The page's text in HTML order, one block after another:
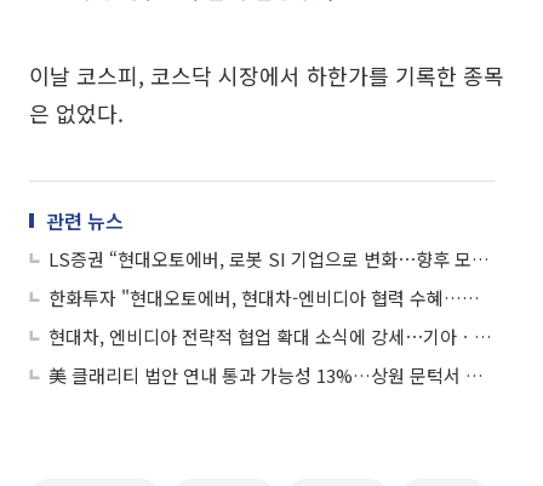
이날 코스피, 코스닥 시장에서 하한가를 기록한 종목
은 없었다.
관련 뉴스
LS증권 “현대오토에버, 로봇 SI 기업으로 변화⋯향후 모멘텀 집중해야”
한화투자 "현대오토에버, 현대차-엔비디아 협력 수혜…로봇·자율주행 역할 확대"
현대차, 엔비디아 전략적 협업 확대 소식에 강세⋯기아ㆍ현대오토에버 등 ↑
美 클래리티 법안 연내 통과 가능성 13%…상원 문턱서 제동